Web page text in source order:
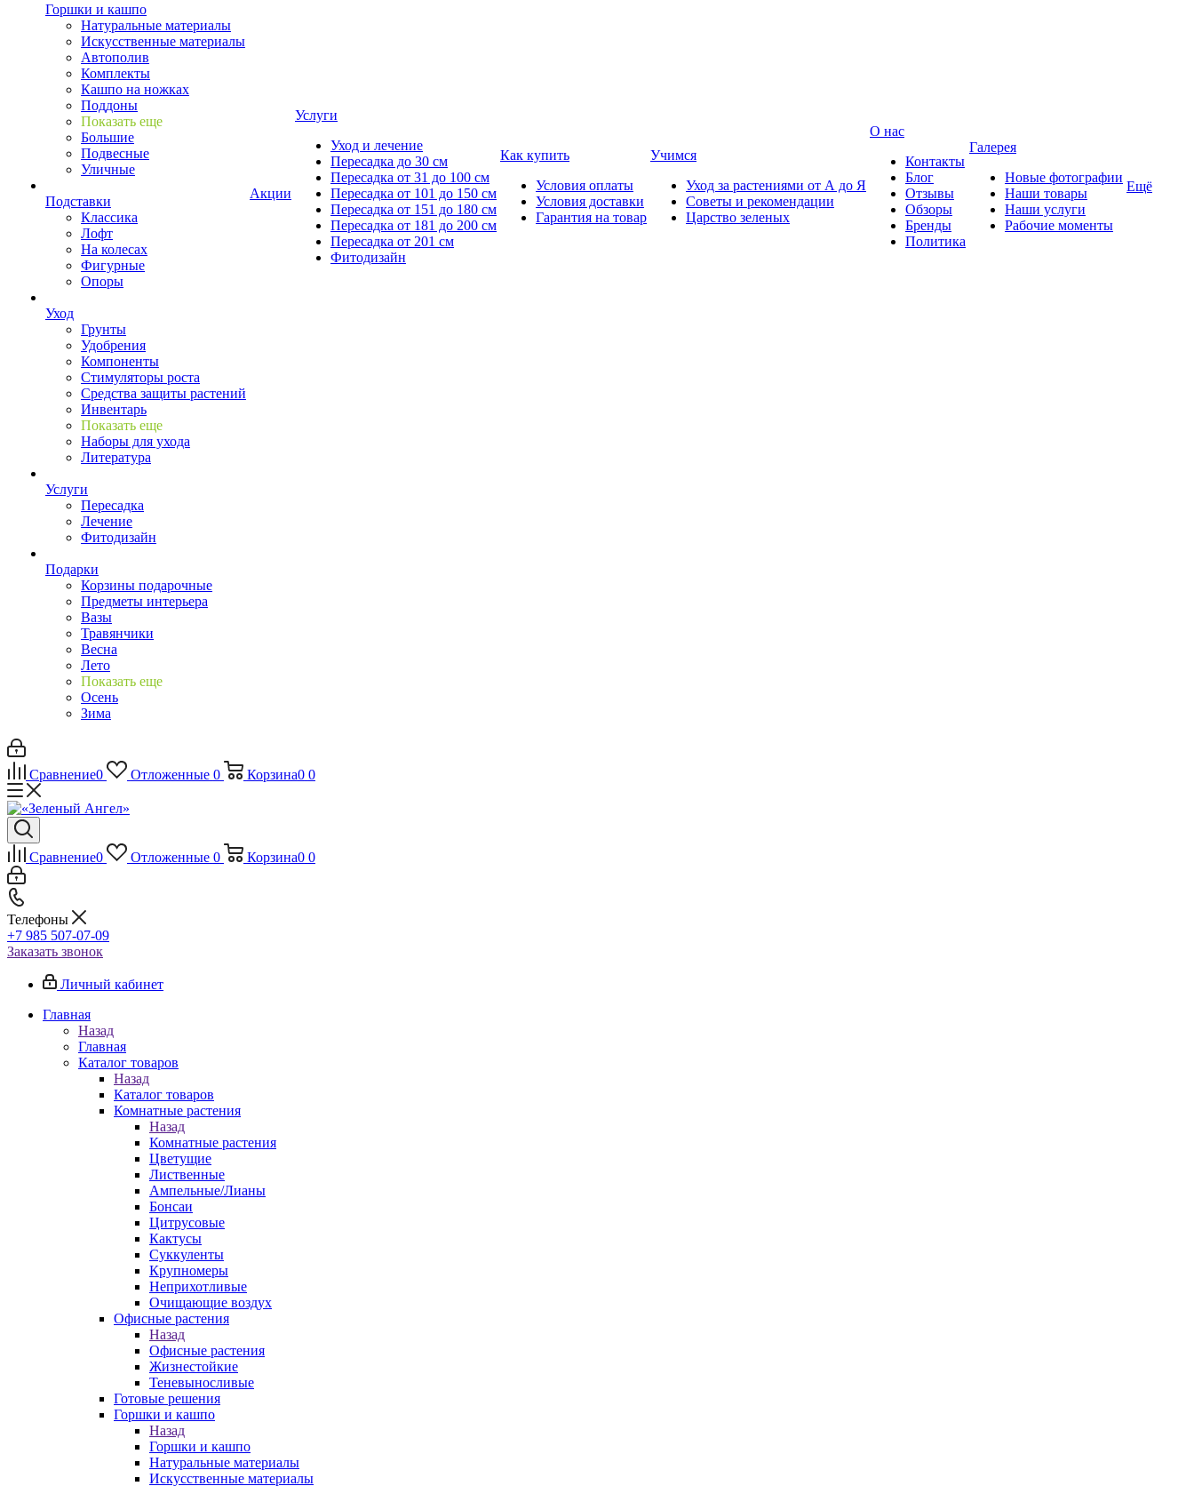
Горшки и кашпо
Натуральные материалы
Искусственные материалы
Автополив
Комплекты
Кашпо на ножках
Поддоны
Показать еще
Большие
Подвесные
Уличные
Подставки
Классика
Лофт
На колесах
Фигурные
Опоры
Уход
Грунты
Удобрения
Компоненты
Стимуляторы роста
Средства защиты растений
Инвентарь
Показать еще
Наборы для ухода
Литература
Услуги
Пересадка
Лечение
Фитодизайн
Подарки
Корзины подарочные
Предметы интерьера
Вазы
Травянчики
Весна
Лето
Показать еще
Осень
Зима
Акции
Услуги
Уход и лечение
Пересадка до 30 см
Пересадка от 31 до 100 см
Пересадка от 101 до 150 см
Пересадка от 151 до 180 см
Пересадка от 181 до 200 см
Пересадка от 201 см
Фитодизайн
Как купить
Условия оплаты
Условия доставки
Гарантия на товар
Учимся
Уход за растениями от А до Я
Советы и рекомендации
Царство зеленых
О нас
Контакты
Блог
Отзывы
Обзоры
Бренды
Политика
Галерея
Новые фотографии
Наши товары
Наши услуги
Рабочие моменты
Ещё
Сравнение0 Отложенные 0 Корзина0 0
Сравнение0 Отложенные 0 Корзина0 0
Телефоны
+7 985 507-07-09
Заказать звонок
Личный кабинет
Главная
Назад
Главная
Каталог товаров
Назад
Каталог товаров
Комнатные растения
Назад
Комнатные растения
Цветущие
Лиственные
Ампельные/Лианы
Бонсаи
Цитрусовые
Кактусы
Суккуленты
Крупномеры
Неприхотливые
Очищающие воздух
Офисные растения
Назад
Офисные растения
Жизнестойкие
Теневыносливые
Готовые решения
Горшки и кашпо
Назад
Горшки и кашпо
Натуральные материалы
Искусственные материалы